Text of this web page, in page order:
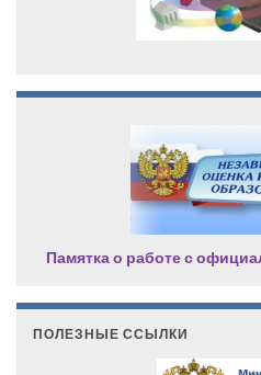
Памятка о работе с
ПОЛЕЗНЫЕ ССЫЛКИ